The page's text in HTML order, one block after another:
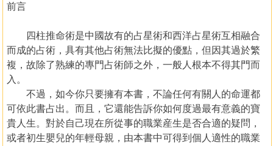
前言
四柱推命術是中國故有的占星術和西洋占星術互相融合
而成的占術，具有其他占術無法比擬的優點，但因其過於繁
複，故除了熟練的專門占術師之外，一般人根本不得其門而
入。
不過，如今你只要擁有本書，不論任何有關人的命運都
可依此書占出。而且，它還能告訴你如何度過最有意義的寶
貴人生。對於自己現在所從事的職業産生是否合適的疑問，
或者初生嬰兒的年輕母親，由本書中可得到個人適性的職業